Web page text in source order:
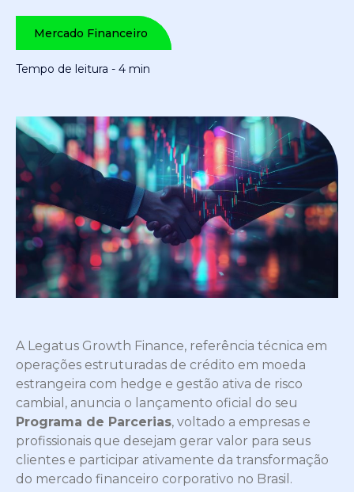
Mercado Financeiro
Tempo de leitura - 4 min
A Legatus Growth Finance, referência técnica em
operações estruturadas de crédito em moeda
estrangeira com hedge e gestão ativa de risco
cambial, anuncia o lançamento oficial do seu
Programa de Parcerias, voltado a empresas e
profissionais que desejam gerar valor para seus
clientes e participar ativamente da transformação
do mercado financeiro corporativo no Brasil.